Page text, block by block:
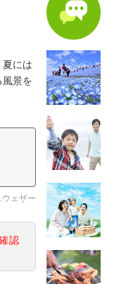
には
景を
ェザー
認